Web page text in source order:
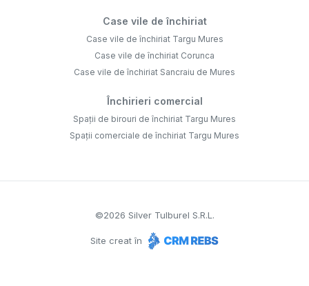
Case vile de închiriat
Case vile de închiriat Targu Mures
Case vile de închiriat Corunca
Case vile de închiriat Sancraiu de Mures
Închirieri comercial
Spații de birouri de închiriat Targu Mures
Spații comerciale de închiriat Targu Mures
©2026 Silver Tulburel S.R.L.
Site creat în